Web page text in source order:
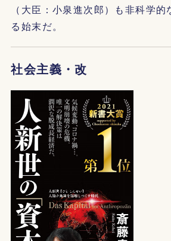
（大臣：小泉進次郎）も非科学
る始末だ。
社会主義・改